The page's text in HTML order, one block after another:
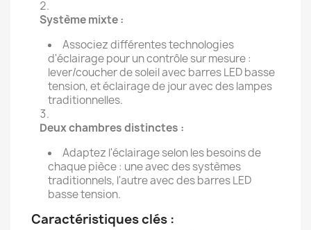
Système mixte :
Associez différentes technologies
d'éclairage pour un contrôle sur mesure :
lever/coucher de soleil avec barres LED basse
tension, et éclairage de jour avec des lampes
traditionnelles.
Deux chambres distinctes :
Adaptez l'éclairage selon les besoins de
chaque pièce : une avec des systèmes
traditionnels, l'autre avec des barres LED
basse tension.
Caractéristiques clés :